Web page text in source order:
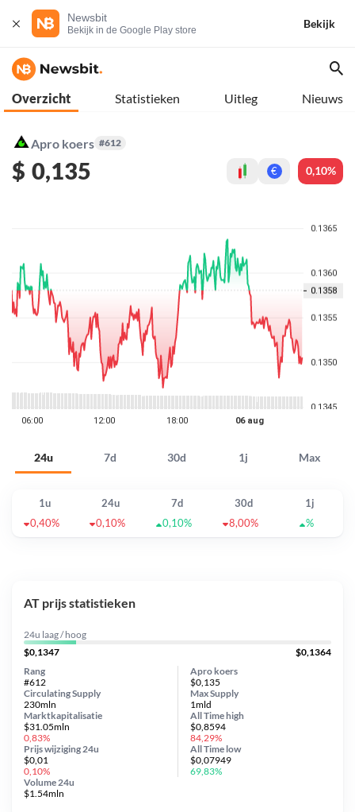
Newsbit
Bekijk in de Google Play store
Bekijk
Overzicht Statistieken Uitleg Nieuws
Apro koers #612
$ 0,135 € 0,10%
24u 7d 30d 1j Max
1u 24u 7d 30d
1j
0,40%
0,10% 0,10% 8,00% %
AT prijs statistieken
24u laag / hoog
$0,1347
$0,1364
Apro koers
$0,135
Circulating Supply
230mln
Prijs wijziging 24u
$0,01
0,10%
Max Supply
1mld
Marktkapitalisatie
$31.05mln
0,83%
Volume 24u
$1.54mln
Rang
#612
All Timehigh
$0,8594
84,29%
All Time low
$0,07949
69,83%